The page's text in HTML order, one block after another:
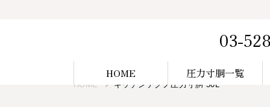
03-
HOME 圧力寸胴一覧
HOME キッチンテクノ圧力寸胴 50L